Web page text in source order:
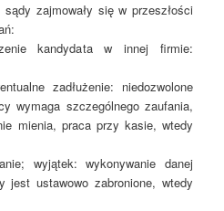
zajmowały się w przeszłości
kandydata w innej firmie:
zadłużenie: niedozwolone
wymaga szczególnego zaufania,
mienia, praca przy kasie, wtedy
wyjątek: wykonywanie danej
ustawowo zabronione, wtedy